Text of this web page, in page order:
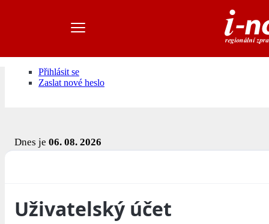
Přihlásit se
Zaslat nové heslo
Dnes je 06. 08. 2026
Uživatelský účet